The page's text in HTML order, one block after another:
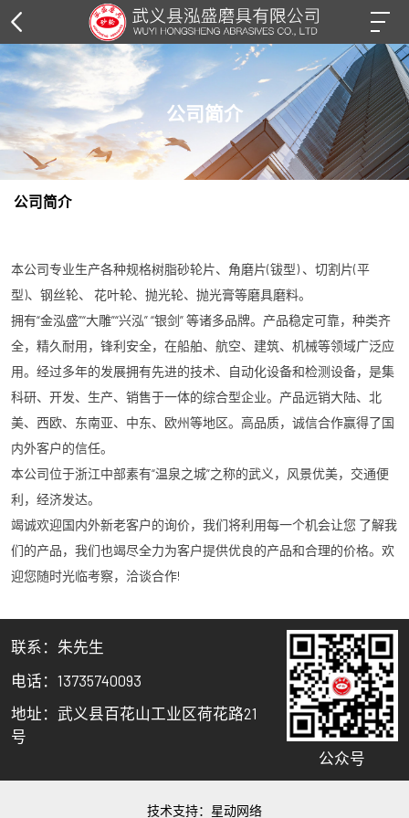
公司简介
公司简介
本公司专业生产各种规格树脂砂轮片、角磨片(钹型) 、切割片(平
型)、钢丝轮、 花叶轮、抛光轮、抛光膏等磨具磨料。
拥有“金泓盛”“大雕”“兴泓” “银剑” 等诸多品牌。产品稳定可靠，种类齐
全，精久耐用，锋利安全，在船舶、航空、建筑、机械等领域广泛应
用。经过多年的发展拥有先进的技术、自动化设备和检测设备，是集
科研、开发、生产、销售于一体的综合型企业。产品远销大陆、北
美、西欧、东南亚、中东、欧州等地区。高品质，诚信合作赢得了国
内外客户的信任。
本公司位于浙江中部素有“温泉之城”之称的武义，风景优美，交通便
利，经济发达。
竭诚欢迎国内外新老客户的询价，我们将利用每一个机会让您 了解我
们的产品，我们也竭尽全力为客户提供优良的产品和合理的价格。欢
迎您随时光临考察，洽谈合作!
联系：朱先生
电话：13735740093
地址：武义县百花山工业区荷花路21
号
公众号
技术支持： 星动网络